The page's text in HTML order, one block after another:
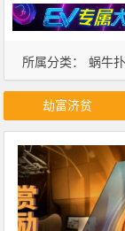
所属分类： 蜗牛
劫富济贫